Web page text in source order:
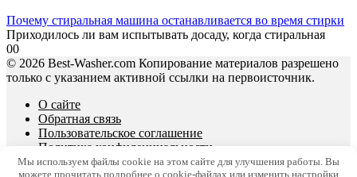
Почему стиральная машина останавливается во время стирки
Приходилось ли вам испытывать досаду, когда стиральная
00
© 2026 Best-Washer.com Копирование материалов разрешено
только с указанием активной ссылки на первоисточник.
О сайте
Обратная связь
Пользовательское соглашение
Политика конфиденциальности
Мы используем файлы cookie на этом сайте для улучшения работы. Вы
можете прочитать подробнее о cookie-файлах или изменить настройки